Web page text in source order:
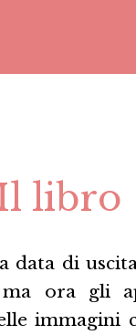
libro
data di
ora gli
immagini